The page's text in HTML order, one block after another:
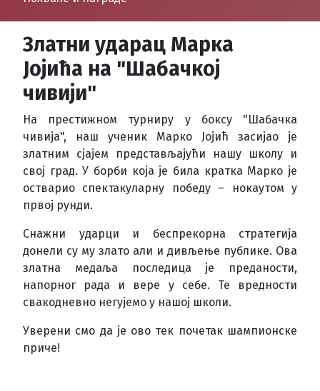
Златни ударац Марка
Јојића на "Шабачкој
чивији"
На престижном турниру у боксу "Шабачка
чивија", наш ученик Марко Јојић засијао је
златним сјајем представљајући нашу школу и
свој град. У борби која је била кратка Марко је
остварио спектакуларну победу – нокаутом у
првој рунди.
Снажни ударци и беспрекорна стратегија
донели су му злато али и дивљење публике. Ова
златна медаља последица је преданости,
напорног рада и вере у себе. Te вредности
свакодневно негујемо у нашој школи.
Уверени смо да је ово тек почетак шампионске
приче!